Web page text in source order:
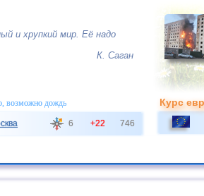
и хрупкий мир. Её надо
К. Саган
возможно дождь
6 +22 746
Курс